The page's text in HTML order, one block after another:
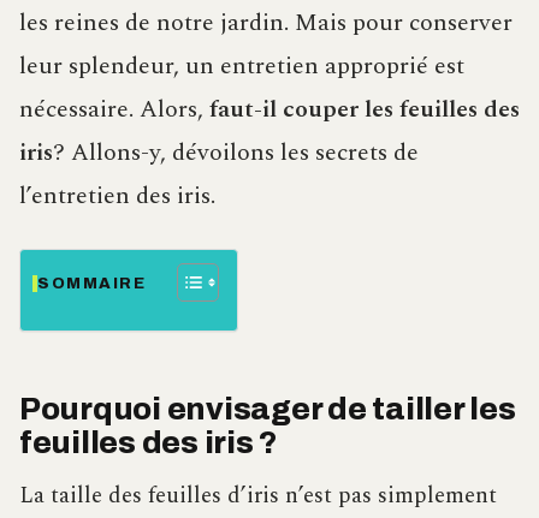
les reines de notre jardin. Mais pour conserver
leur splendeur, un entretien approprié est
nécessaire. Alors, faut-il couper les feuilles des
iris? Allons-y, dévoilons les secrets de
l’entretien des iris.
SOMMAIRE
Pourquoi envisager de tailler les
feuilles des iris ?
La taille des feuilles d’iris n’est pas simplement